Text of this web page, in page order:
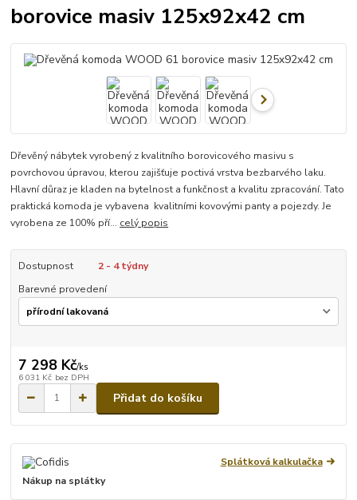
borovice masiv 125x92x42 cm
Dřevěný nábytek vyrobený z kvalitního borovicového masivu s
povrchovou úpravou, kterou zajišťuje poctivá vrstva bezbarvého laku.
Hlavní důraz je kladen na bytelnost a funkčnost a kvalitu zpracování. Tato
praktická komoda je vybavena kvalitními kovovými panty a pojezdy. Je
vyrobena ze 100% pří... celý popis
Dostupnost
2 - 4 týdny
Barevné provedení
7 298 Kč/ks
6 031 Kč bez DPH
Přidat do košíku
Splátková kalkulačka
Nákup na splátky